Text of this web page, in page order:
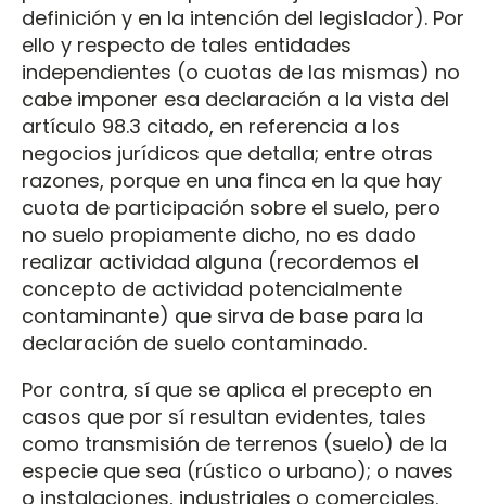
definición y en la intención del legislador). Por
ello y respecto de tales entidades
independientes (o cuotas de las mismas) no
cabe imponer esa declaración a la vista del
artículo 98.3 citado, en referencia a los
negocios jurídicos que detalla; entre otras
razones, porque en una finca en la que hay
cuota de participación sobre el suelo, pero
no suelo propiamente dicho, no es dado
realizar actividad alguna (recordemos el
concepto de actividad potencialmente
contaminante) que sirva de base para la
declaración de suelo contaminado.
Por contra, sí que se aplica el precepto en
casos que por sí resultan evidentes, tales
como transmisión de terrenos (suelo) de la
especie que sea (rústico o urbano); o naves
o instalaciones, industriales o comerciales.